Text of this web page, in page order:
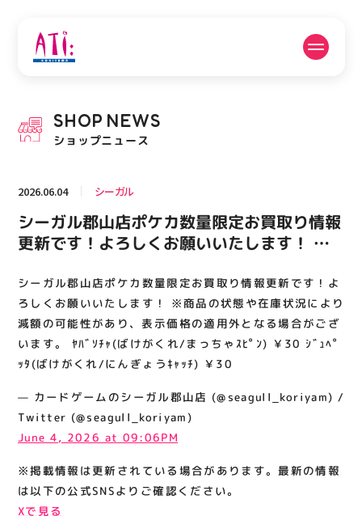
PICK UP NEWS
ピックアップニュース
フロアガイド 営業時間
ACCESS
アクセス・駐車場
RECRUIT
スタッフ募集
関連情報
お知らせ
お問い合わせ
サイトポリシー
運営会社
SHOP NEWS
ショップニュース
2026.06.04 シーガル
シーガル郡山店ポケカ数量限定お買取り情報
更新です！よろしくお願いいたします！ ※
あり、表示価格の適用外となる場合がござい
ます。 ﾔﾊﾞｿﾁｬ(ばけがくれ/まっちゃｽﾋﾟﾝ)
￥30 ｼﾞｭﾍﾟｯﾀ(ばけがくれ/にんぎょうｷｬｯﾁ)
￥30
シーガル郡山店ポケカ数量限定お買取り情報更新です！よ
ろしくお願いいたします！ ※商品の状態や在庫状況により
減額の可能性があり、表示価格の適用外となる場合がござ
います。 ﾔﾊﾞｿﾁｬ(ばけがくれ/まっちゃｽﾋﾟﾝ) ￥30 ｼﾞｭﾍﾟ
ｯﾀ(ばけがくれ/にんぎょうｷｬｯﾁ) ￥30
— カードゲームのシーガル郡山店 (@seagull_koriyam) /
Twitter (@seagull_koriyam)
June 4, 2026 at 09:06PM
※掲載情報は更新されている場合があります。最新の情報
は以下の公式SNSよりご確認ください。
Xで見る